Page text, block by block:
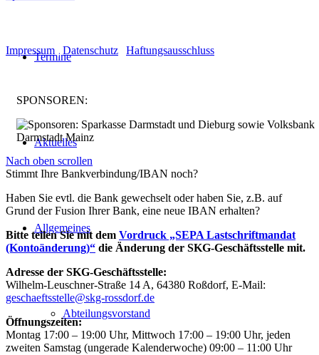
Termine
Aktuelles
Allgemeines
Abteilungsvorstand
Impressum | Datenschutz Haftungsausschluss
SPONSOREN:
Nach oben scrollen
Stimmt Ihre Bankverbindung/IBAN noch?
Haben Sie evtl. die Bank gewechselt oder haben Sie, z.B. auf
Grund der Fusion Ihrer Bank, eine neue IBAN erhalten?
Bitte teilen Sie mit dem Vordruck „SEPA Lastschriftmandat
(Kontoänderung)“ die Änderung der SKG-Geschäftsstelle mit.
Adresse der SKG-Geschäftsstelle:
Wilhelm-Leuschner-Straße 14 A, 64380 Roßdorf, E-Mail:
geschaeftsstelle@skg-rossdorf.de
Öffnungszeiten:
Montag 17:00 – 19:00 Uhr, Mittwoch 17:00 – 19:00 Uhr, jeden
zweiten Samstag (ungerade Kalenderwoche) 09:00 – 11:00 Uhr